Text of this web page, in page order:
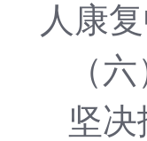
人康
（
坚